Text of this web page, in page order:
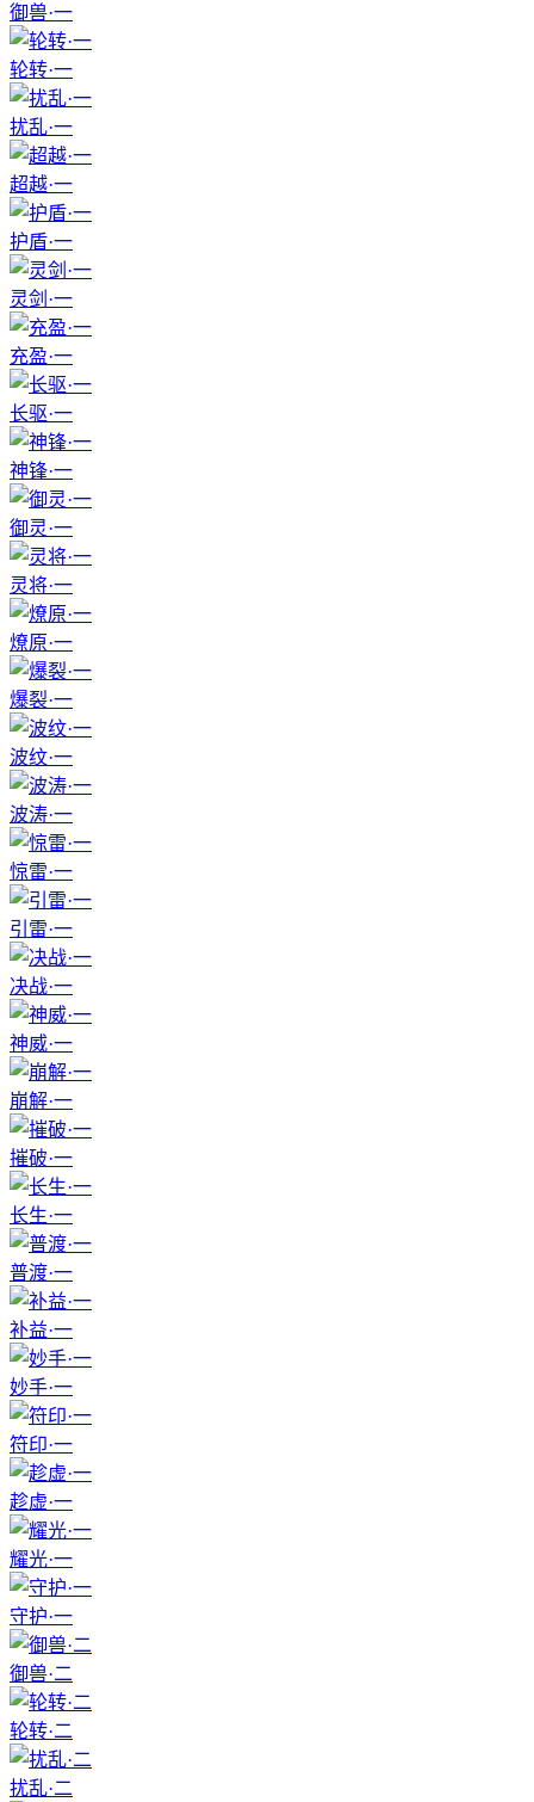
御兽·一
轮转·一
扰乱·一
超越·一
护盾·一
灵剑·一
充盈·一
长驱·一
神锋·一
御灵·一
灵将·一
燎原·一
爆裂·一
波纹·一
波涛·一
惊雷·一
引雷·一
决战·一
神威·一
崩解·一
摧破·一
长生·一
普渡·一
补益·一
妙手·一
符印·一
趁虚·一
耀光·一
守护·一
御兽·二
轮转·二
扰乱·二